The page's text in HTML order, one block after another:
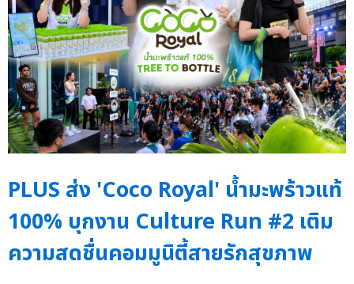
PLUS ส่ง 'Coco Royal' น้ำมะพร้าวแท้
100% บุกงาน Culture Run #2 เติม
ความสดชื่นคอมมูนิตี้สายรักสุขภาพ